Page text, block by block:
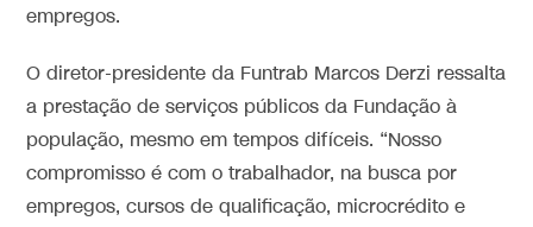
empregos.
O diretor-presidente da Funtrab Marcos Derzi ressalta
a prestação de serviços públicos da Fundação à
população, mesmo em tempos difíceis. “Nosso
compromisso é com o trabalhador, na busca por
empregos, cursos de qualificação, microcrédito e